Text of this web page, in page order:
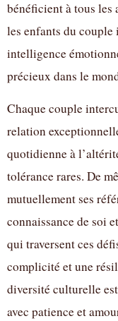
bénéficient à tous les
les enfants du
intelligence
précieux dans le
Chaque couple
relation
quotidienne à
tolérance rares. De
mutuellement ses
connaissance de soi
qui traversent ces
complicité et une
diversité culturelle
avec patience et